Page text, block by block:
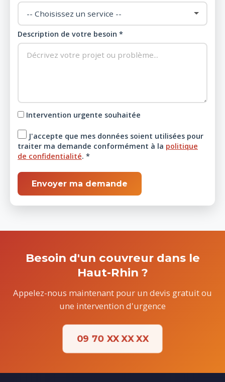
Description de votre besoin *
Intervention urgente souhaitée
J'accepte que mes données soient utilisées pour
traiter ma demande conformément à la politique
de confidentialité. *
Envoyer ma demande
Besoin d'un couvreur dans le
Haut-Rhin ?
Appelez-nous maintenant pour un devis gratuit ou
une intervention d'urgence
09 70 XX XX XX